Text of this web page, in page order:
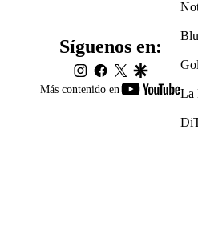
Más contenido en
Síguenos en:
instagram
facebook
twittergoogle
La